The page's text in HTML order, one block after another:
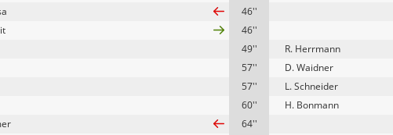
46''
46''
49''
R. Herrmann
57''
D. Waidner
57''
L. Schneider
60''
H. Bonmann
64''